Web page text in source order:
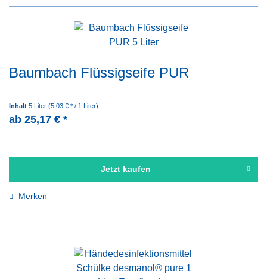
Baumbach Flüssigseife PUR
Inhalt 5 Liter (5,03 € * / 1 Liter)
ab 25,17 € *
Jetzt kaufen
Merken